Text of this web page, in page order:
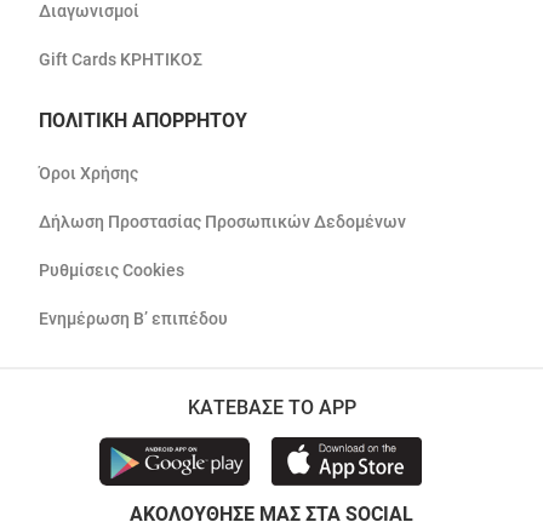
Διαγωνισμοί
Gift Cards ΚΡΗΤΙΚΟΣ
ΠΟΛΙΤΙΚΗ ΑΠΟΡΡΗΤΟΥ
Όροι Χρήσης
Δήλωση Προστασίας Προσωπικών Δεδομένων
Ρυθμίσεις Cookies
Ενημέρωση Β’ επιπέδου
ΚΑΤΕΒΑΣΕ ΤΟ APP
ΑΚΟΛΟΥΘΗΣΕ ΜΑΣ ΣΤΑ SOCIAL